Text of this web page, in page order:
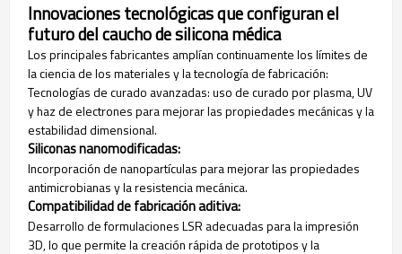
Innovaciones tecnológicas que configuran el
futuro del caucho de silicona médica
Los principales fabricantes amplían continuamente los límites de
la ciencia de los materiales y la tecnología de fabricación:
Tecnologías de curado avanzadas: uso de curado por plasma, UV
y haz de electrones para mejorar las propiedades mecánicas y la
estabilidad dimensional.
Siliconas nanomodificadas:
Incorporación de nanopartículas para mejorar las propiedades
antimicrobianas y la resistencia mecánica.
Compatibilidad de fabricación aditiva:
Desarrollo de formulaciones LSR adecuadas para la impresión
3D, lo que permite la creación rápida de prototipos y la